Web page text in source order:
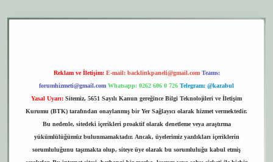
Reklam ve İletişim: E-mail: backlinkpaneli@gmail.com Teams:
forumhizmeti@gmail.com Whatsapp: 0262 606 0 726 Telegram: @karabul
Yasal Uyarı: Sitemiz, 5651 Sayılı Kanun gereğince Bilgi Teknolojileri ve İletişim
Kurumu (BTK) tarafından onaylanmış bir Yer Sağlayıcı olarak hizmet vermektedir.
Bu nedenle, sitedeki içerikleri proaktif olarak denetleme veya araştırma
yükümlülüğümüz bulunmamaktadır. Ancak, üyelerimiz yazdıkları içeriklerin
sorumluluğunu taşımakta olup, siteye üye olarak bu sorumluluğu kabul etmiş